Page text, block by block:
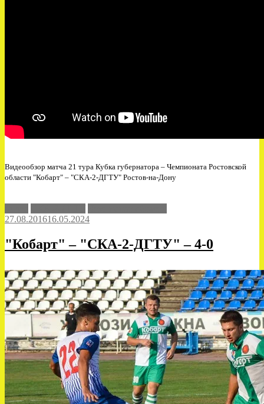
Видеообзор матча 21 тура Кубка губернатора – Чемпионата Ростовской
области "Кобарт" – "СКА-2-ДГТУ" Ростов-на-Дону
27.08.201616.05.2024
"Кобарт" – "СКА-2-ДГТУ" – 4-0